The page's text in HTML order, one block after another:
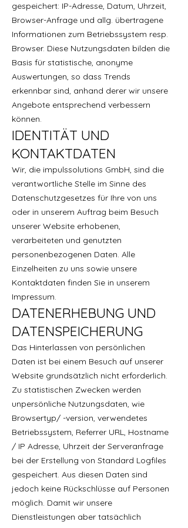
gespeichert: IP-Adresse, Datum, Uhrzeit,
Browser-Anfrage und allg. übertragene
Informationen zum Betriebssystem resp.
Browser. Diese Nutzungsdaten bilden die
Basis für statistische, anonyme
Auswertungen, so dass Trends
erkennbar sind, anhand derer wir unsere
Angebote entsprechend verbessern
können.
IDENTITÄT UND
KONTAKTDATEN
Wir, die impulssolutions GmbH, sind die
verantwortliche Stelle im Sinne des
Datenschutzgesetzes für Ihre von uns
oder in unserem Auftrag beim Besuch
unserer Website erhobenen,
verarbeiteten und genutzten
personenbezogenen Daten. Alle
Einzelheiten zu uns sowie unsere
Kontaktdaten finden Sie in unserem
Impressum.
DATENERHEBUNG UND
DATENSPEICHERUNG
Das Hinterlassen von persönlichen
Daten ist bei einem Besuch auf unserer
Website grundsätzlich nicht erforderlich.
Zu statistischen Zwecken werden
unpersönliche Nutzungsdaten, wie
Browsertyp/ -version, verwendetes
Betriebssystem, Referrer URL, Hostname
/ IP Adresse, Uhrzeit der Serveranfrage
bei der Erstellung von Standard Logfiles
gespeichert. Aus diesen Daten sind
jedoch keine Rückschlüsse auf Personen
möglich. Damit wir unsere
Dienstleistungen aber tatsächlich